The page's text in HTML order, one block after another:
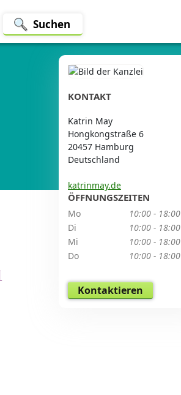
Suchen
KONTAKT
Katrin May
Hongkongstraße 6
20457 Hamburg
Deutschland
katrinmay.de
ÖFFNUNGSZEITEN
Mo
10:00 - 18:00
Di
10:00 - 18:00
Mi
10:00 - 18:00
Do
10:00 - 18:00
Kontaktieren